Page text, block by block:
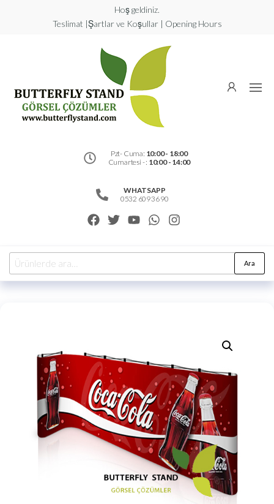
Hoş geldiniz.
Teslimat |Şartlar ve Koşullar | Opening Hours
Görsel
Pzt- Cuma: 10:00 - 18:00
Cumartesi - : 10:00 - 14:00
WHATSAPP
0532 609 36 90
Ara